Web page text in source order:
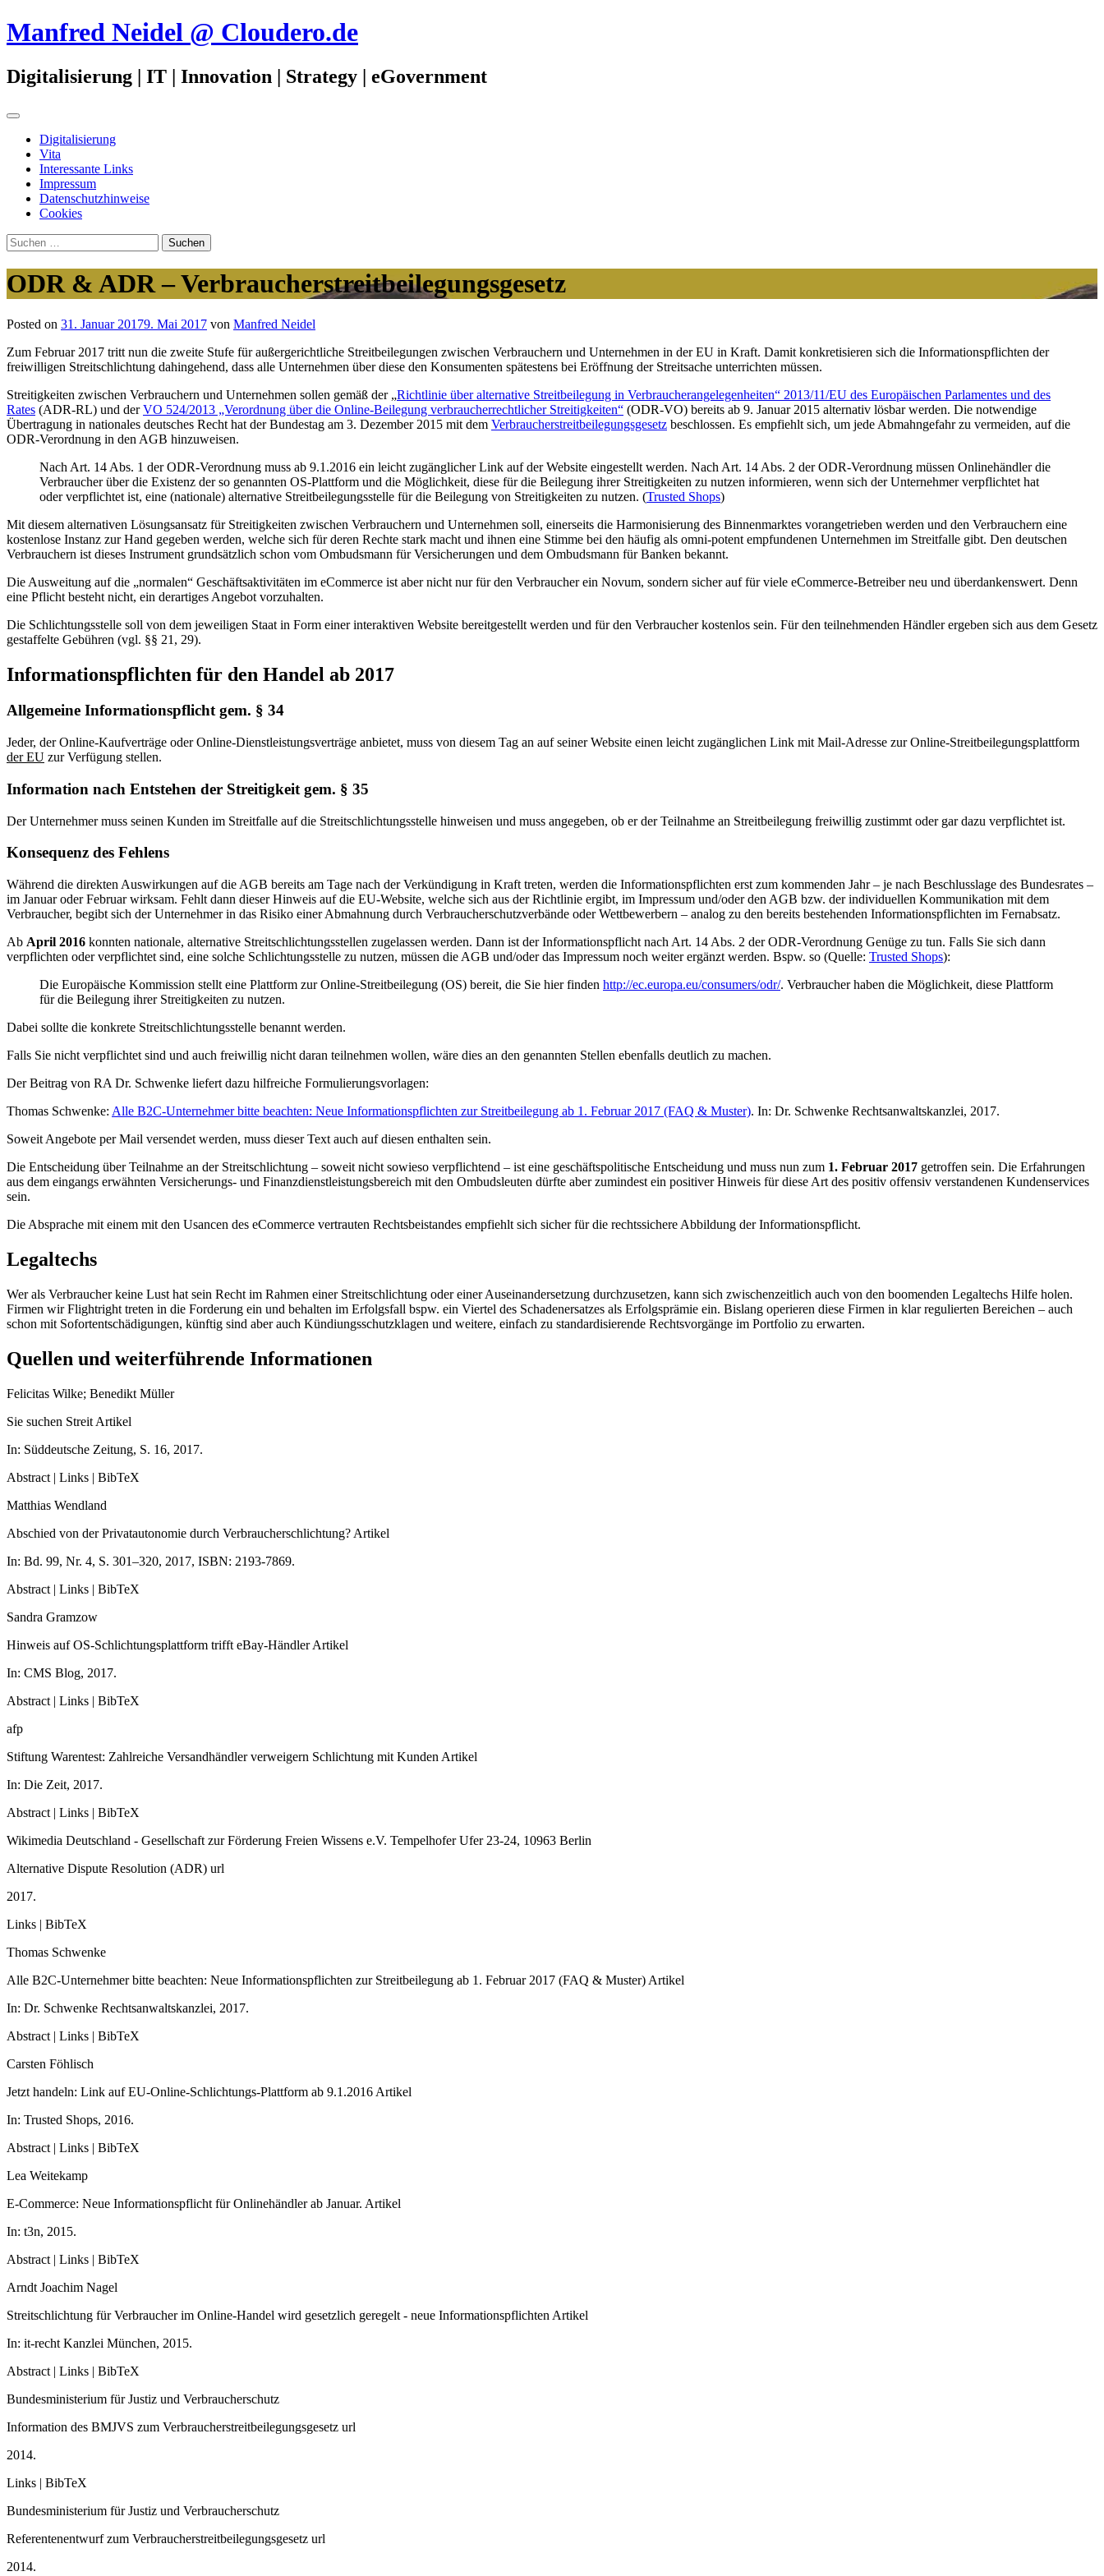
Zum
Inhalt
Manfred Neidel @ Cloudero.de
Digitalisierung | IT | Innovation | Strategy | eGovernment
Primäres
Digitalisierung
Vita
Interessante Links
Impressum
Datenschutzhinweise
Cookies
Suchen
nach:
ODR & ADR – Verbraucherstreitbeilegungsgesetz
Posted on 31. Januar 20179. Mai 2017 von Manfred Neidel
Zum Februar 2017 tritt nun die zweite Stufe für außergerichtliche Streitbeilegungen zwischen Verbrauchern und Unternehmen in der EU in Kraft. Damit konkretisieren sich die Informationspflichten der
freiwilligen Streitschlichtung dahingehend, dass alle Unternehmen über diese den Konsumenten spätestens bei Eröffnung der Streitsache unterrichten müssen.
Streitigkeiten zwischen Verbrauchern und Unternehmen sollen gemäß der „Richtlinie über alternative Streitbeilegung in Verbraucherangelegenheiten“ 2013/11/EU des Europäischen Parlamentes und des
Rates (ADR-RL) und derVO 524/2013 „Verordnung über die Online-Beilegung verbraucherrechtlicher Streitigkeiten“ (ODR-VO) bereits ab 9. Januar 2015 alternativ lösbar werden. Die notwendige
Übertragung in nationales deutsches Recht hat der Bundestag am 3. Dezember 2015 mit dem Verbraucherstreitbeilegungsgesetz beschlossen. Es empfiehlt sich, um jede Abmahngefahr zu vermeiden, auf die
ODR-Verordnung in den AGB hinzuweisen.
Nach Art. 14 Abs. 1 der ODR-Verordnung muss ab 9.1.2016 ein leicht zugänglicher Link auf der Website eingestellt werden. Nach Art. 14 Abs. 2 der ODR-Verordnung müssen Onlinehändler die
Verbraucher über die Existenz der so genannten OS-Plattform und die Möglichkeit, diese für die Beilegung ihrer Streitigkeiten zu nutzen informieren, wenn sich der Unternehmer verpflichtet hat
oder verpflichtet ist, eine (nationale) alternative Streitbeilegungsstelle für die Beilegung von Streitigkeiten zu nutzen. (Trusted Shops)
Mit diesem alternativen Lösungsansatz für Streitigkeiten zwischen Verbrauchern und Unternehmen soll, einerseits die Harmonisierung des Binnenmarktes vorangetrieben werden und den Verbrauchern eine
kostenlose Instanz zur Hand gegeben werden, welche sich für deren Rechte stark macht und ihnen eine Stimme bei den häufig als omni-potent empfundenen Unternehmen im Streitfalle gibt. Den deutschen
Verbrauchern ist dieses Instrument grundsätzlich schon vom Ombudsmann für Versicherungen und dem Ombudsmann für Banken bekannt.
Die Ausweitung auf die „normalen“ Geschäftsaktivitäten im eCommerce ist aber nicht nur für den Verbraucher ein Novum, sondern sicher auf für viele eCommerce-Betreiber neu und überdankenswert. Denn
eine Pflicht besteht nicht, ein derartiges Angebot vorzuhalten.
Die Schlichtungsstelle soll von dem jeweiligen Staat in Form einer interaktiven Website bereitgestellt werden und für den Verbraucher kostenlos sein. Für den teilnehmenden Händler ergeben sich aus dem Gesetz
gestaffelte Gebühren (vgl. §§ 21, 29).
Informationspflichten für den Handel ab 2017
Allgemeine Informationspflicht gem. § 34
Jeder, der Online-Kaufverträge oder Online-Dienstleistungsverträge anbietet, muss von diesem Tag an auf seiner Website einen leicht zugänglichen Link mit Mail-Adresse zur Online-Streitbeilegungsplattform
der EU zur Verfügung stellen.
Information nach Entstehen der Streitigkeit gem. § 35
Der Unternehmer muss seinen Kunden im Streitfalle auf die Streitschlichtungsstelle hinweisen und muss angegeben, ob er der Teilnahme an Streitbeilegung freiwillig zustimmt oder gar dazu verpflichtet ist.
Konsequenz des Fehlens
Während die direkten Auswirkungen auf die AGB bereits am Tage nach der Verkündigung in Kraft treten, werden die Informationspflichten erst zum kommenden Jahr – je nach Beschlusslage des Bundesrates –
im Januar oder Februar wirksam. Fehlt dann dieser Hinweis auf die EU-Website, welche sich aus der Richtlinie ergibt, im Impressum und/oder den AGB bzw. der individuellen Kommunikation mit dem
Verbraucher, begibt sich der Unternehmer in das Risiko einer Abmahnung durch Verbraucherschutzverbände oder Wettbewerbern – analog zu den bereits bestehenden Informationspflichten im Fernabsatz.
Ab April 2016 konnten nationale, alternative Streitschlichtungsstellen zugelassen werden. Dann ist der Informationspflicht nach Art. 14 Abs. 2 der ODR-Verordnung Genüge zu tun. Falls Sie sich dann
verpflichten oder verpflichtet sind, eine solche Schlichtungsstelle zu nutzen, müssen die AGB und/oder das Impressum noch weiter ergänzt werden. Bspw. so (Quelle: Trusted Shops):
Die Europäische Kommission stellt eine Plattform zur Online-Streitbeilegung (OS) bereit, die Sie hier finden http://ec.europa.eu/consumers/odr/. Verbraucher haben die Möglichkeit, diese Plattform
für die Beilegung ihrer Streitigkeiten zu nutzen.
Dabei sollte die konkrete Streitschlichtungsstelle benannt werden.
Falls Sie nicht verpflichtet sind und auch freiwillig nicht daran teilnehmen wollen, wäre dies an den genannten Stellen ebenfalls deutlich zu machen.
Der Beitrag von RA Dr. Schwenke liefert dazu hilfreiche Formulierungsvorlagen:
Thomas Schwenke: Alle B2C-Unternehmer bitte beachten: Neue Informationspflichten zur Streitbeilegung ab 1. Februar 2017 (FAQ & Muster). In: Dr. Schwenke Rechtsanwaltskanzlei, 2017.
Soweit Angebote per Mail versendet werden, muss dieser Text auch auf diesen enthalten sein.
Die Entscheidung über Teilnahme an der Streitschlichtung – soweit nicht sowieso verpflichtend – ist eine geschäftspolitische Entscheidung und muss nun zum 1. Februar 2017 getroffen sein. Die Erfahrungen
aus dem eingangs erwähnten Versicherungs- und Finanzdienstleistungsbereich mit den Ombudsleuten dürfte aber zumindest ein positiver Hinweis für diese Art des positiv offensiv verstandenen Kundenservices
sein.
Die Absprache mit einem mit den Usancen des eCommerce vertrauten Rechtsbeistandes empfiehlt sich sicher für die rechtssichere Abbildung der Informationspflicht.
Legaltechs
Wer als Verbraucher keine Lust hat sein Recht im Rahmen einer Streitschlichtung oder einer Auseinandersetzung durchzusetzen, kann sich zwischenzeitlich auch von den boomenden Legaltechs Hilfe holen.
Firmen wir Flightright treten in die Forderung ein und behalten im Erfolgsfall bspw. ein Viertel des Schadenersatzes als Erfolgsprämie ein. Bislang operieren diese Firmen in klar regulierten Bereichen – auch
schon mit Sofortentschädigungen, künftig sind aber auch Kündiungsschutzklagen und weitere, einfach zu standardisierende Rechtsvorgänge im Portfolio zu erwarten.
Quellen und weiterführende Informationen
Felicitas Wilke; Benedikt Müller
Sie suchen Streit Artikel
In: Süddeutsche Zeitung, S. 16, 2017.
Abstract | Links | BibTeX
Matthias Wendland
Abschied von der Privatautonomie durch Verbraucherschlichtung? Artikel
In: Bd. 99, Nr. 4, S. 301–320, 2017, ISBN: 2193-7869.
Abstract | Links | BibTeX
Sandra Gramzow
Hinweis auf OS-Schlichtungsplattform trifft eBay-Händler Artikel
In: CMS Blog, 2017.
Abstract | Links | BibTeX
afp
Stiftung Warentest: Zahlreiche Versandhändler verweigern Schlichtung mit Kunden Artikel
In: Die Zeit, 2017.
Abstract | Links | BibTeX
Wikimedia Deutschland - Gesellschaft zur Förderung Freien Wissens e.V. Tempelhofer Ufer 23-24, 10963 Berlin
Alternative Dispute Resolution (ADR) url
2017.
Links | BibTeX
Thomas Schwenke
Alle B2C-Unternehmer bitte beachten: Neue Informationspflichten zur Streitbeilegung ab 1. Februar 2017 (FAQ & Muster) Artikel
In: Dr. Schwenke Rechtsanwaltskanzlei, 2017.
Abstract | Links | BibTeX
Carsten Föhlisch
Jetzt handeln: Link auf EU-Online-Schlichtungs-Plattform ab 9.1.2016 Artikel
In: Trusted Shops, 2016.
Abstract | Links | BibTeX
Lea Weitekamp
E-Commerce: Neue Informationspflicht für Onlinehändler ab Januar. Artikel
In: t3n, 2015.
Abstract | Links | BibTeX
Arndt Joachim Nagel
Streitschlichtung für Verbraucher im Online-Handel wird gesetzlich geregelt - neue Informationspflichten Artikel
In: it-recht Kanzlei München, 2015.
Abstract | Links | BibTeX
Bundesministerium für Justiz und Verbraucherschutz
Information des BMJVS zum Verbraucherstreitbeilegungsgesetz url
2014.
Links | BibTeX
Bundesministerium für Justiz und Verbraucherschutz
Referentenentwurf zum Verbraucherstreitbeilegungsgesetz url
2014.